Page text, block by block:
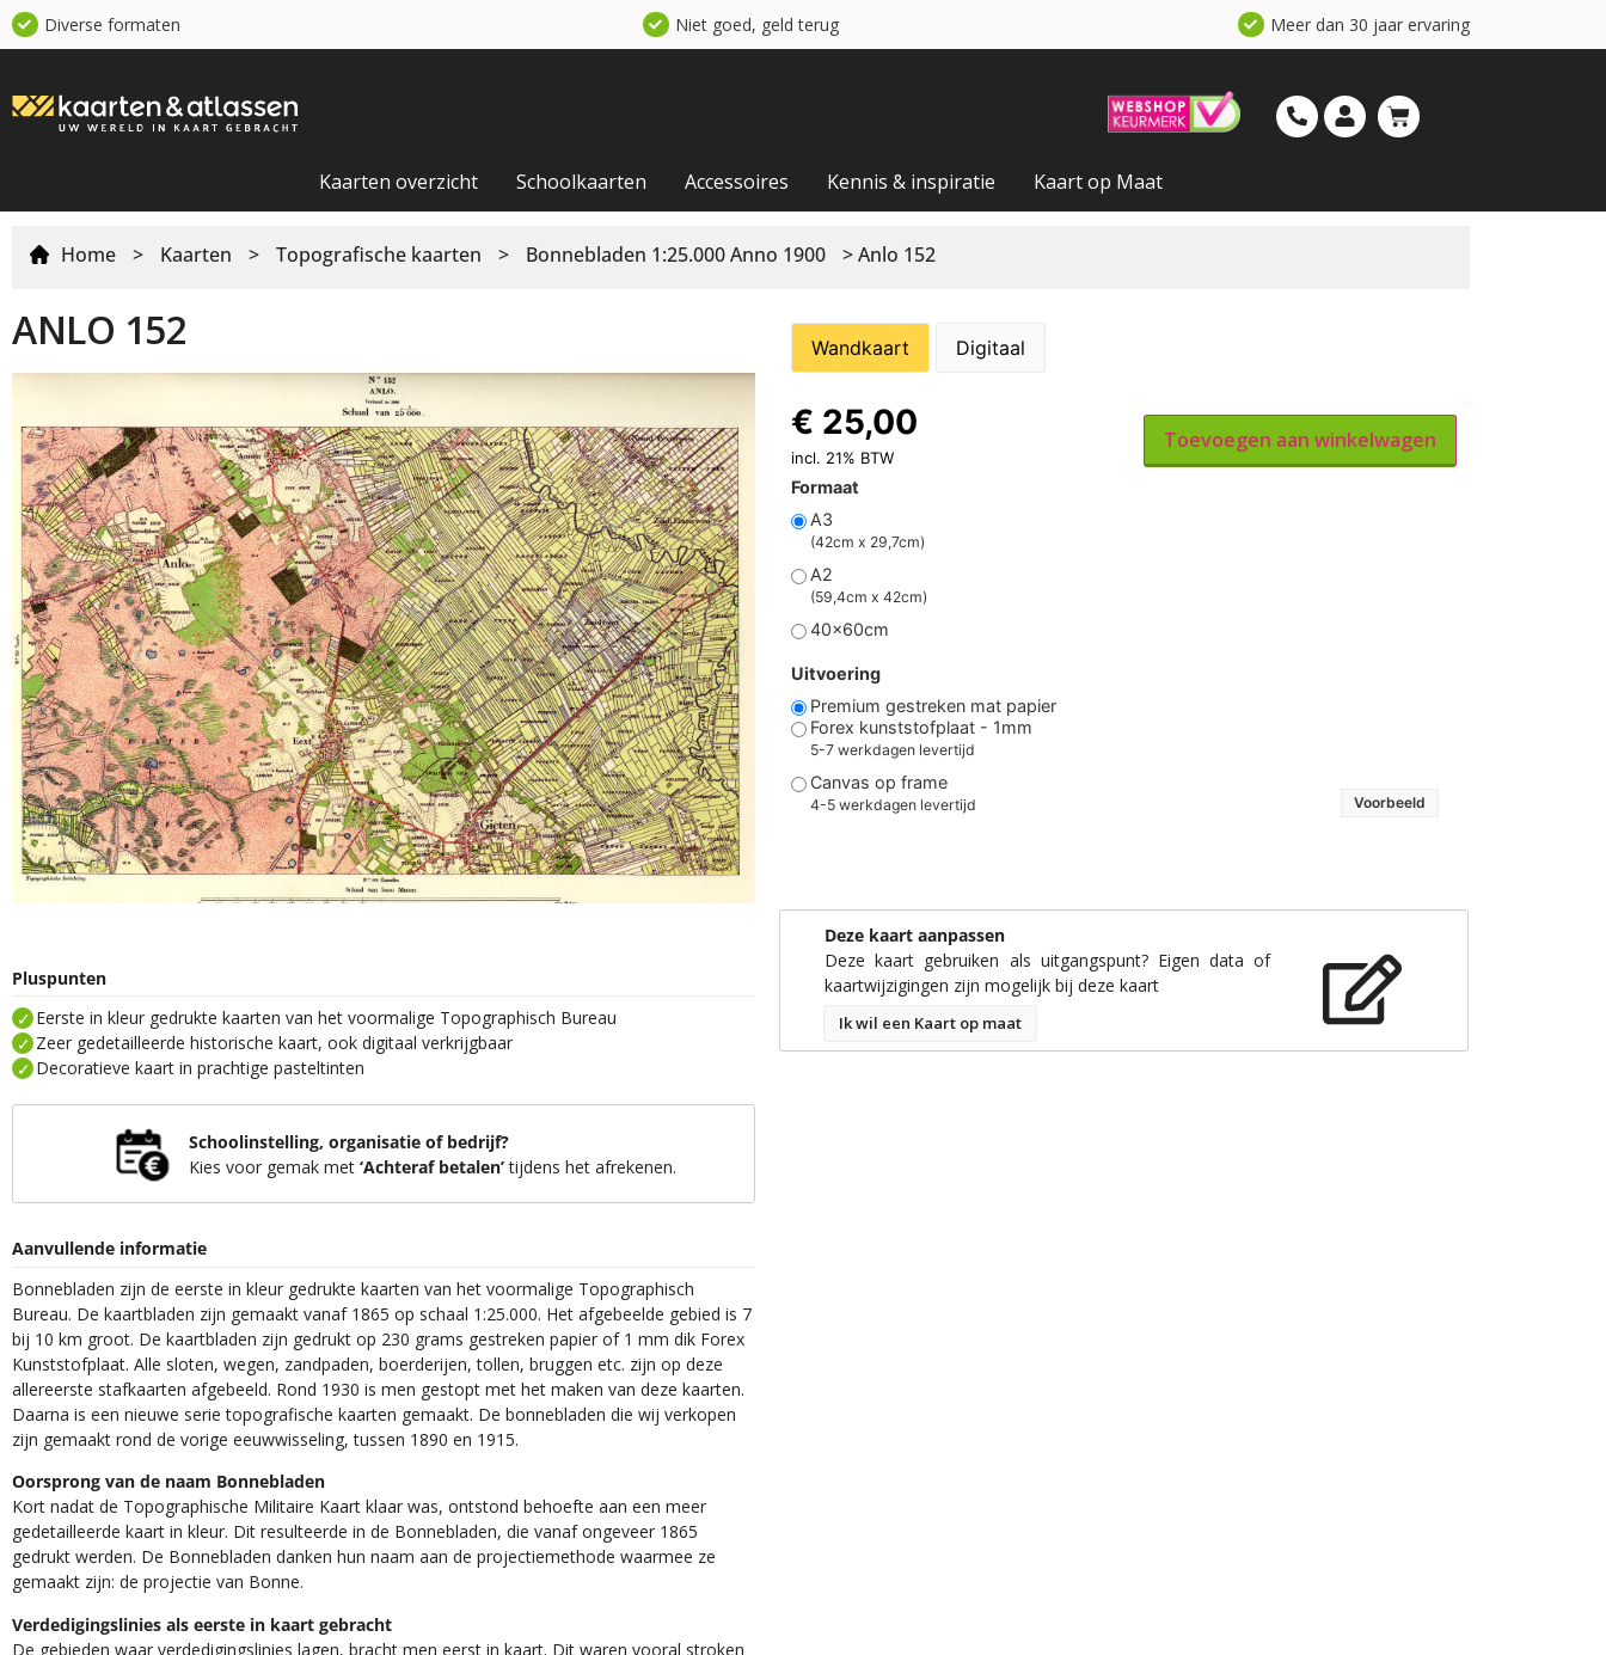
Diverse formaten Niet goed, geld terug Meer dan 30 jaar ervaring
Kaarten overzicht Schoolkaarten Accessoires Kennis & inspiratie Kaart op Maat
Home > Kaarten > Topografische kaarten > Bonnebladen 1:25.000 Anno 1900 > Anlo 152
ANLO 152
Pluspunten
Eerste in kleur gedrukte kaarten van het voormalige Topographisch Bureau
Zeer gedetailleerde historische kaart, ook digitaal verkrijgbaar
Decoratieve kaart in prachtige pasteltinten
Schoolinstelling, organisatie of bedrijf?
Kies voor gemak met ‘Achteraf betalen’tijdens het afrekenen.
Aanvullende informatie
Bonnebladen zijn de eerste in kleur gedrukte kaarten van het voormalige Topographisch
Bureau. De kaartbladen zijn gemaakt vanaf 1865 op schaal 1:25.000. Het afgebeelde gebied is 7
bij 10 km groot. De kaartbladen zijn gedrukt op 230 grams gestreken papier of 1 mm dik Forex
Kunststofplaat. Alle sloten, wegen, zandpaden, boerderijen, tollen, bruggen etc. zijn op deze
allereerste stafkaarten afgebeeld. Rond 1930 is men gestopt met het maken van deze kaarten.
Daarna is een nieuwe serie topografische kaarten gemaakt. De bonnebladen die wij verkopen
zijn gemaakt rond de vorige eeuwwisseling, tussen 1890 en 1915.
Oorsprong van de naam Bonnebladen
Kort nadat de Topographische Militaire Kaart klaar was, ontstond behoefte aan een meer
gedetailleerde kaart in kleur. Dit resulteerde in de Bonnebladen, die vanaf ongeveer 1865
gedrukt werden. De Bonnebladen danken hun naam aan de projectiemethode waarmee ze
gemaakt zijn: de projectie van Bonne.
Verdedigingslinies als eerste in kaart gebracht
De gebieden waar verdedigingslinies lagen, bracht men eerst in kaart. Dit waren vooral stroken
Wandkaart Digitaal
Formaat
A3
(42cm x 29,7cm)
A2
(59,4cm x 42cm)
40x60cm
Uitvoering
Premium gestreken mat papier
Forex kunststofplaat - 1mm
5-7 werkdagen levertijd
Canvas op frame
4-5 werkdagen levertijd Voorbeeld
€ 25,00
incl. 21% BTW
Toevoegen aan winkelwagen
Deze kaart aanpassen
Deze kaart gebruiken als uitgangspunt? Eigen data of
kaartwijzigingen zijn mogelijk bij deze kaart
Ik wil een Kaart op maat